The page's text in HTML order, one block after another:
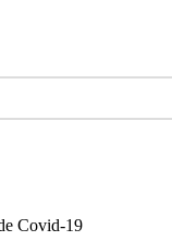
Covid-19